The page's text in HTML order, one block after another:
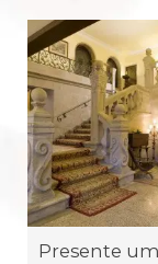
Presente